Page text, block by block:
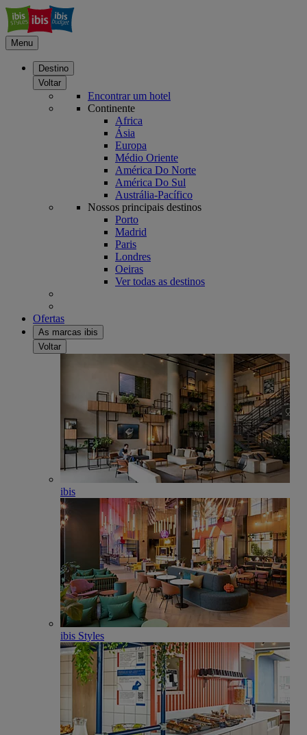
Menu
Destino
Voltar
Encontrar um hotel
Continente
Africa
Ásia
Europa
Médio Oriente
América Do Norte
América Do Sul
Austrália-Pacífico
Nossos principais destinos
Porto
Madrid
Paris
Londres
Oeiras
Ver todas as destinos
Ofertas
As marcas ibis
Voltar
ibis
ibis Styles